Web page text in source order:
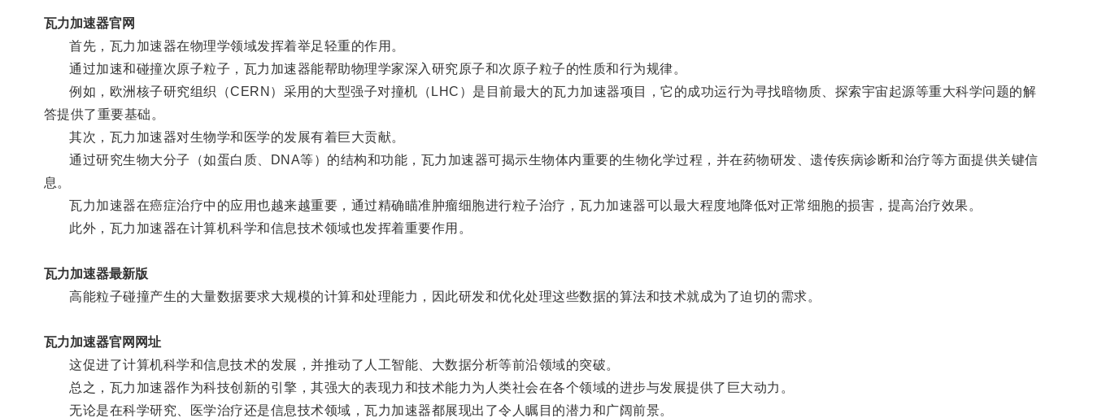
瓦力加速器官网
首先，瓦力加速器在物理学领域发挥着举足轻重的作用。
通过加速和碰撞次原子粒子，瓦力加速器能帮助物理学家深入研究原子和次原子粒子的性质和行为规律。
例如，欧洲核子研究组织（CERN）采用的大型强子对撞机（LHC）是目前最大的瓦力加速器项目，它的成功运行为寻找暗物质、探索宇宙起源等重大科学问题的解
答提供了重要基础。
其次，瓦力加速器对生物学和医学的发展有着巨大贡献。
通过研究生物大分子（如蛋白质、DNA等）的结构和功能，瓦力加速器可揭示生物体内重要的生物化学过程，并在药物研发、遗传疾病诊断和治疗等方面提供关键信
息。
瓦力加速器在癌症治疗中的应用也越来越重要，通过精确瞄准肿瘤细胞进行粒子治疗，瓦力加速器可以最大程度地降低对正常细胞的损害，提高治疗效果。
此外，瓦力加速器在计算机科学和信息技术领域也发挥着重要作用。
瓦力加速器最新版
高能粒子碰撞产生的大量数据要求大规模的计算和处理能力，因此研发和优化处理这些数据的算法和技术就成为了迫切的需求。
瓦力加速器官网网址
这促进了计算机科学和信息技术的发展，并推动了人工智能、大数据分析等前沿领域的突破。
总之，瓦力加速器作为科技创新的引擎，其强大的表现力和技术能力为人类社会在各个领域的进步与发展提供了巨大动力。
无论是在科学研究、医学治疗还是信息技术领域，瓦力加速器都展现出了令人瞩目的潜力和广阔前景。